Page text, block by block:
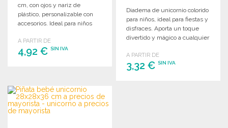
cm, con ojos y nariz de
plástico, personalizable con
accesorios. Ideal para niños
A PARTIR DE
4,92 € SIN IVA
Solicitar un presupuesto
Diadema de unicornio colorido
para niños, ideal para fiestas y
disfraces. Aporta un toque
divertido y mágico a cualquier
A PARTIR DE
3,32 €SIN IVA